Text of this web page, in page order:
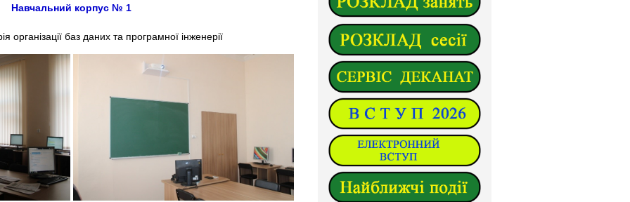
Навчальний корпус № 1
організації баз даних та програмної інженерії